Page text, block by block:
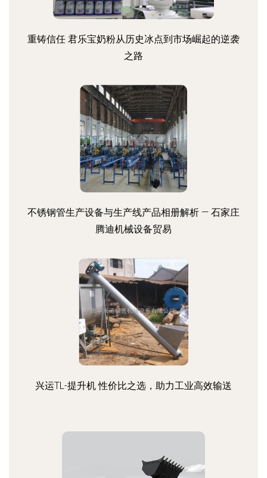
重铸信任 君乐宝奶粉从历史冰点到市场崛起的逆袭
之路
不锈钢管生产设备与生产线产品相册解析 — 石家庄
腾迪机械设备贸易
兴运TL-提升机 性价比之选，助力工业高效输送